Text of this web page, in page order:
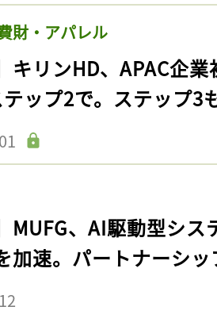
財・アパレル
キリンHD、APAC企
ップ2で。ステップ3
MUFG、AI駆動型シ
加速。パートナーシ